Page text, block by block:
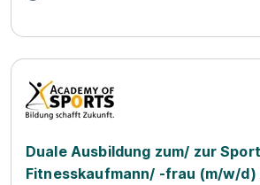
Duale Ausbildung zum/ zur
Fitnesskaufmann/ -frau (m/w/d)